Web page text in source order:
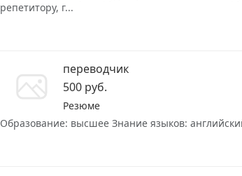
репетитору, г...
переводчик
500 руб.
Резюме
Образование: высшее Знание языков: